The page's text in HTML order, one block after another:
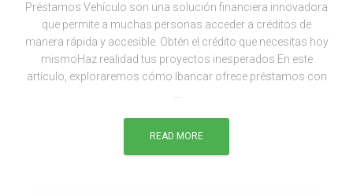
Préstamos Vehículo son una solución financiera innovadora
que permite a muchas personas acceder a créditos de
manera rápida y accesible. Obtén el crédito que necesitas hoy
mismoHaz realidad tus proyectos inesperados En este
artículo, exploraremos cómo Ibancar ofrece préstamos con
READ MORE